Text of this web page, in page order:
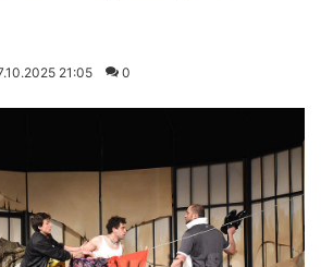
21:05 0